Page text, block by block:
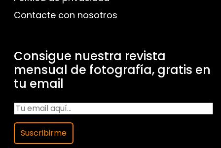
Contacte con nosotros
Consigue nuestra revista
mensual de fotografía, gratis en
tu email
Suscribirme